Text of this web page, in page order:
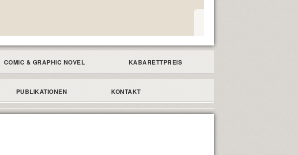
COMIC & GRAPHIC NOVEL KABARETTPREIS
PUBLIKATIONEN KONTAKT